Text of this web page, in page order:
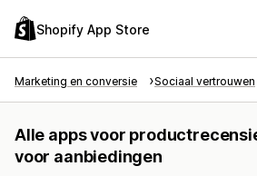
Shopify App Store
Marketing en conversie Sociaal vertrouwen
Alle apps voor
voor aanbiedingen